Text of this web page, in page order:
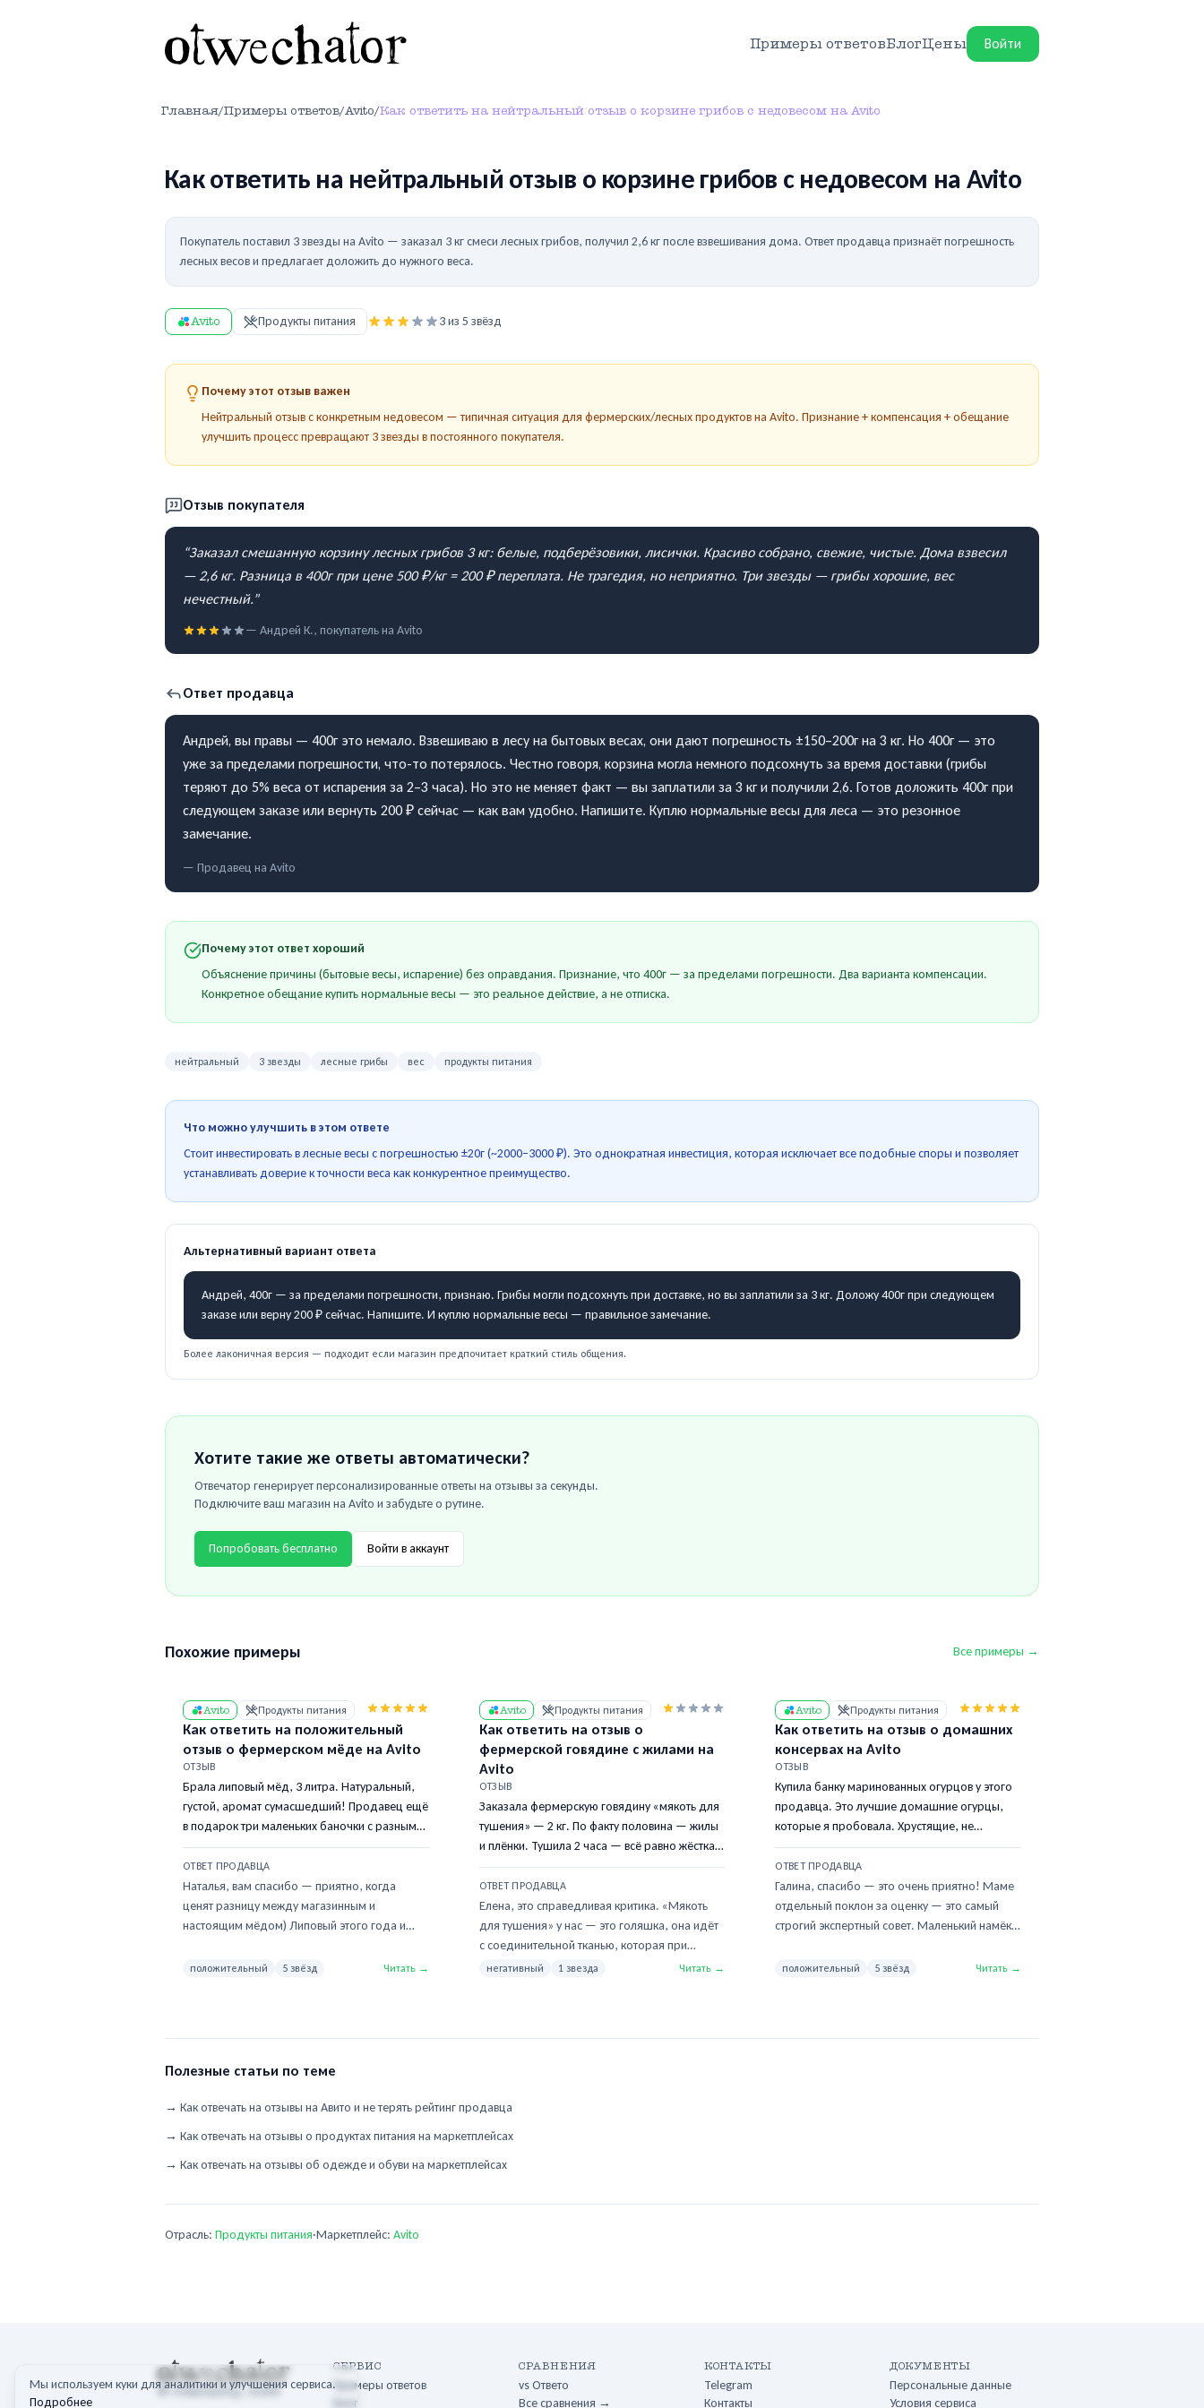
Примеры ответовБлогЦены Войти
Главная/Примеры ответов/Avito/Как ответить на нейтральный отзыв о корзине грибов с недовесом на Avito
Как ответить на нейтральный отзыв о корзине грибов с недовесом на Avito
Покупатель поставил 3 звезды на Avito — заказал 3 кг смеси лесных грибов, получил 2,6 кг после взвешивания дома. Ответ продавца признаёт погрешность
лесных весов и предлагает доложить до нужного веса.
Avito Продукты питания 3из 5 звёзд
Почему этот отзыв важен
Нейтральный отзыв с конкретным недовесом — типичная ситуация для фермерских/лесных продуктов на Avito. Признание + компенсация + обещание
улучшить процесс превращают 3 звезды в постоянного покупателя.
Отзыв покупателя
“Заказал смешанную корзину лесных грибов 3 кг: белые, подберёзовики, лисички. Красиво собрано, свежие, чистые. Дома взвесил
— 2,6 кг. Разница в 400г при цене 500 ₽/кг = 200 ₽ переплата. Не трагедия, но неприятно. Три звезды — грибы хорошие, вес
нечестный.”
— Андрей К., покупатель на Avito
Ответ продавца
Андрей, вы правы — 400г это немало. Взвешиваю в лесу на бытовых весах, они дают погрешность ±150–200г на 3 кг. Но 400г — это
уже за пределами погрешности, что-то потерялось. Честно говоря, корзина могла немного подсохнуть за время доставки (грибы
теряют до 5% веса от испарения за 2–3 часа). Но это не меняет факт — вы заплатили за 3 кг и получили 2,6. Готов доложить 400г при
следующем заказе или вернуть 200 ₽ сейчас — как вам удобно. Напишите. Куплю нормальные весы для леса — это резонное
замечание.
— Продавец на Avito
Почему этот ответ хороший
Объяснение причины (бытовые весы, испарение) без оправдания. Признание, что 400г — за пределами погрешности. Два варианта компенсации.
Конкретное обещание купить нормальные весы — это реальное действие, а не отписка.
нейтральный 3 звезды лесные грибы вес продукты питания
Что можно улучшить в этом ответе
Стоит инвестировать в лесные весы с погрешностью ±20г (~2000–3000 ₽). Это однократная инвестиция, которая исключает все подобные споры и позволяет
устанавливать доверие к точности веса как конкурентное преимущество.
Альтернативный вариант ответа
Андрей, 400г — за пределами погрешности, признаю. Грибы могли подсохнуть при доставке, но вы заплатили за 3 кг. Доложу 400г при следующем
заказе или верну 200 ₽ сейчас. Напишите. И куплю нормальные весы — правильное замечание.
Более лаконичная версия — подходит если магазин предпочитает краткий стиль общения.
Хотите такие же ответы автоматически?
Отвечатор генерирует персонализированные ответы на отзывы за секунды.
Подключите ваш магазин на Avito и забудьте о рутине.
Попробовать бесплатно Войти в аккаунт
Похожие примеры Все примеры →
Avito Продукты питания
Как ответить на положительный
отзыв о фермерском мёде на Avito
ОТЗЫВ
Брала липовый мёд, 3 литра. Натуральный,
густой, аромат сумасшедший! Продавец ещё
в подарок три маленьких баночки с разными
сортами приложил — гречишный, цветочный
и с прополисом. Такого внимания к
покупателю давно не встречала.
Обязательно вернусь за гречишным, он
оказался огненный. Спасибо огромное!
ОТВЕТ ПРОДАВЦА
Наталья, вам спасибо — приятно, когда
ценят разницу между магазинным и
настоящим мёдом) Липовый этого года и
подвели. Гречишный отложу — напишите
положительный 5 звёзд Читать →
Avito Продукты питания
Как ответить на отзыв о
фермерской говядине с жилами на
Avito
ОТЗЫВ
Заказала фермерскую говядину «мякоть для
тушения» — 2 кг. По факту половина — жилы
и плёнки. Тушила 2 часа — всё равно жёсткая.
Зачистила всё — осталось 900г мяса из двух
килограммов. Это не «мякоть», это отход
производства по цене мякоти.
ОТВЕТ ПРОДАВЦА
Елена, это справедливая критика. «Мякоть
для тушения» у нас — это голяшка, она идёт
с соединительной тканью, которая при
правильном тушении превращается в
лопатки без жил — приедете на ферму или
температуре 90°C (не кипение) в духовке или
соединительная ткань растворяется. При 2
часах при бурном кипении — жёсткая всегда.
я при продаже.
негативный 1 звезда Читать →
Avito Продукты питания
Как ответить на отзыв о домашних
консервах на Avito
ОТЗЫВ
Купила банку маринованных огурцов у этого
продавца. Это лучшие домашние огурцы,
которые я пробовала. Хрустящие, не
перекислые, специи чувствуются, но не
перебивают вкус. Попросила у мамы — она
тоже оценила. Рецепт не раскрывайте, пусть
будет секрет! Взяла ещё две банки.
ОТВЕТ ПРОДАВЦА
Галина, спасибо — это очень приятно! Маме
отдельный поклон за оценку — это самый
строгий экспертный совет. Маленький намёк
смородины прямо в банке, плюс огурцы
правда секрет, каждый год немного
положительный 5 звёзд Читать →
Полезные статьи по теме
→ Как отвечать на отзывы на Авито и не терять рейтинг продавца
→ Как отвечать на отзывы о продуктах питания на маркетплейсах
→ Как отвечать на отзывы об одежде и обуви на маркетплейсах
Отрасль: Продукты питания·Маркетплейс: Avito
©Отвечатор,2026
СЕРВИС
Примеры ответов
Блог
СРАВНЕНИЯ
vsОтвето
Все сравнения →
КОНТАКТЫ
Telegram
Контакты
ДОКУМЕНТЫ
Персональные данные
Условия сервиса
Мы используем куки для аналитики и улучшения сервиса.
Подробнее